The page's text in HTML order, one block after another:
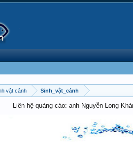
vật cảnh Sinh_vật_cảnh
Liên hệ quảng cáo: anh Nguyễn Long